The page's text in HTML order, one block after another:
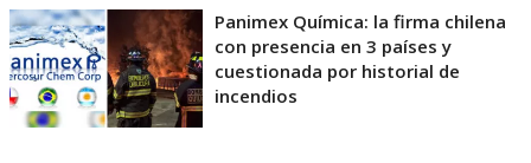
Panimex Química: la firma chilena
con presencia en 3 países y
cuestionada por historial de
incendios